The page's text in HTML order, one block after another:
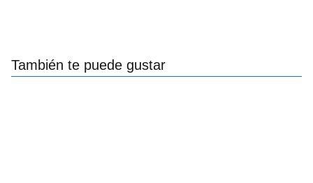
También te puede gustar